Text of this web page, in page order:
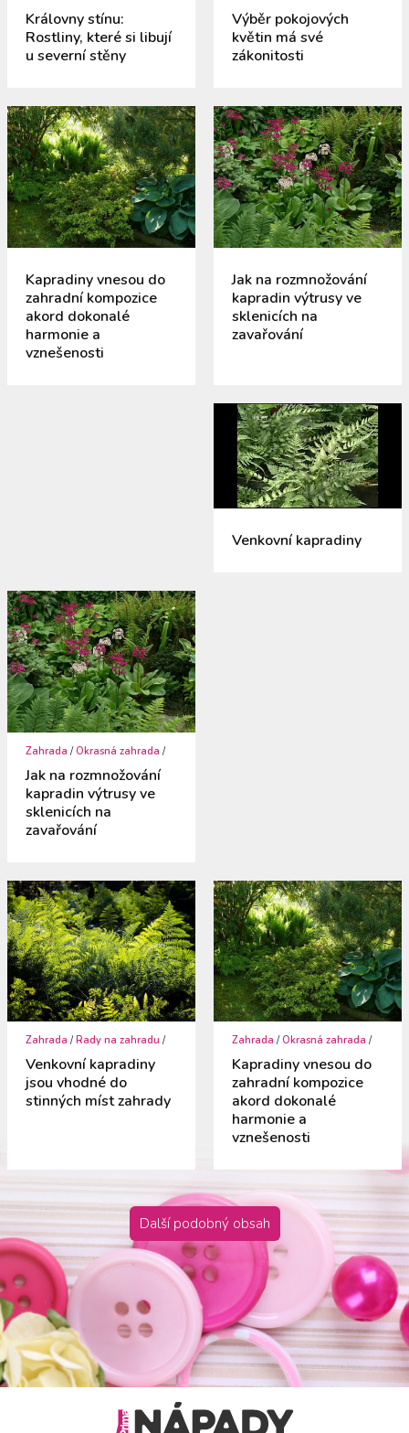
Královny stínu:
Rostliny, které si libují
u severní stěny
Výběr pokojových
květin má své
zákonitosti
Kapradiny vnesou do
zahradní kompozice
akord dokonalé
harmonie a
vznešenosti
Jak na rozmnožování
kapradin výtrusy ve
sklenicích na
zavařování
Venkovní kapradiny
Zahrada /Okrasná zahrada /
Jak na rozmnožování
kapradin výtrusy ve
sklenicích na
zavařování
Zahrada / Rady na zahradu /
Venkovní kapradiny
jsou vhodné do
stinných míst zahrady
Zahrada /Okrasná zahrada /
Kapradiny vnesou do
zahradní kompozice
akord dokonalé
harmonie a
vznešenosti
Další podobný obsah